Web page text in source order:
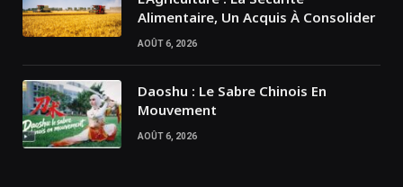
Alimentaire, Un Acquis À Consolider
AOÛT 6, 2026
Daoshu : Le Sabre Chinois En
Mouvement
AOÛT 6, 2026